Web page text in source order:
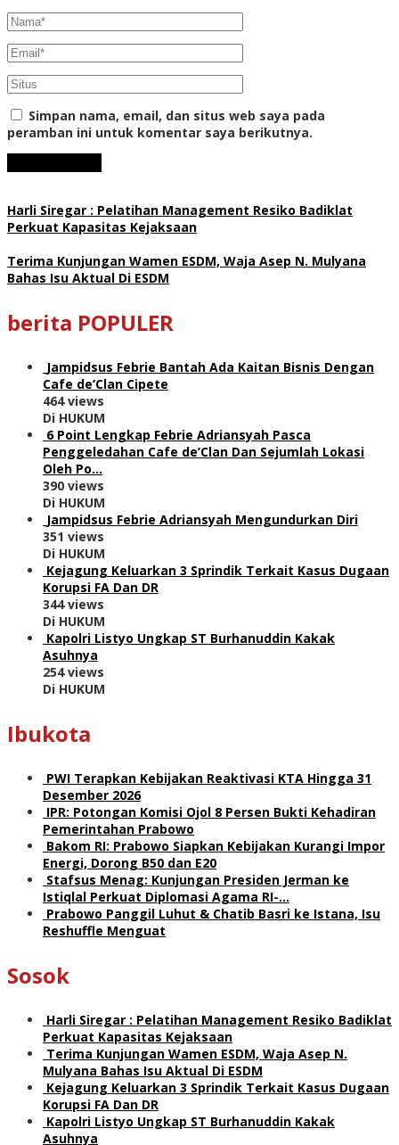
Simpan nama, email, dan situs web saya pada
peramban ini untuk komentar saya berikutnya.
Harli Siregar : Pelatihan Management Resiko Badiklat
Perkuat Kapasitas Kejaksaan
Terima Kunjungan Wamen ESDM, Waja Asep N. Mulyana
Bahas Isu Aktual Di ESDM
berita POPULER
Jampidsus Febrie Bantah Ada Kaitan Bisnis Dengan
Cafe de’Clan Cipete
464 views
Di HUKUM
6 Point Lengkap Febrie Adriansyah Pasca
Penggeledahan Cafe de’Clan Dan Sejumlah Lokasi
Oleh Po…
390 views
Di HUKUM
Jampidsus Febrie Adriansyah Mengundurkan Diri
351 views
Di HUKUM
Kejagung Keluarkan 3 Sprindik Terkait Kasus Dugaan
Korupsi FA Dan DR
344 views
Di HUKUM
Kapolri Listyo Ungkap ST Burhanuddin Kakak
Asuhnya
254 views
Di HUKUM
Ibukota
PWI Terapkan Kebijakan Reaktivasi KTA Hingga 31
Desember 2026
IPR: Potongan Komisi Ojol 8 Persen Bukti Kehadiran
Pemerintahan Prabowo
Bakom RI: Prabowo Siapkan Kebijakan Kurangi Impor
Energi, Dorong B50 dan E20
Stafsus Menag: Kunjungan Presiden Jerman ke
Istiqlal Perkuat Diplomasi Agama RI-…
Prabowo Panggil Luhut & Chatib Basri ke Istana, Isu
Reshuffle Menguat
Sosok
Harli Siregar : Pelatihan Management Resiko Badiklat
Perkuat Kapasitas Kejaksaan
Terima Kunjungan Wamen ESDM, Waja Asep N.
Mulyana Bahas Isu Aktual Di ESDM
Kejagung Keluarkan 3 Sprindik Terkait Kasus Dugaan
Korupsi FA Dan DR
Kapolri Listyo Ungkap ST Burhanuddin Kakak
Asuhnya